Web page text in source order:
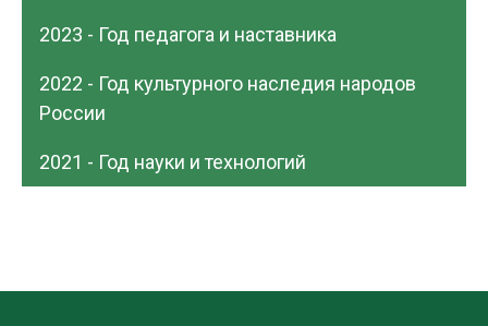
2023 - Год педагога и наставника
2022 - Год культурного наследия народов
России
2021 - Год науки и технологий